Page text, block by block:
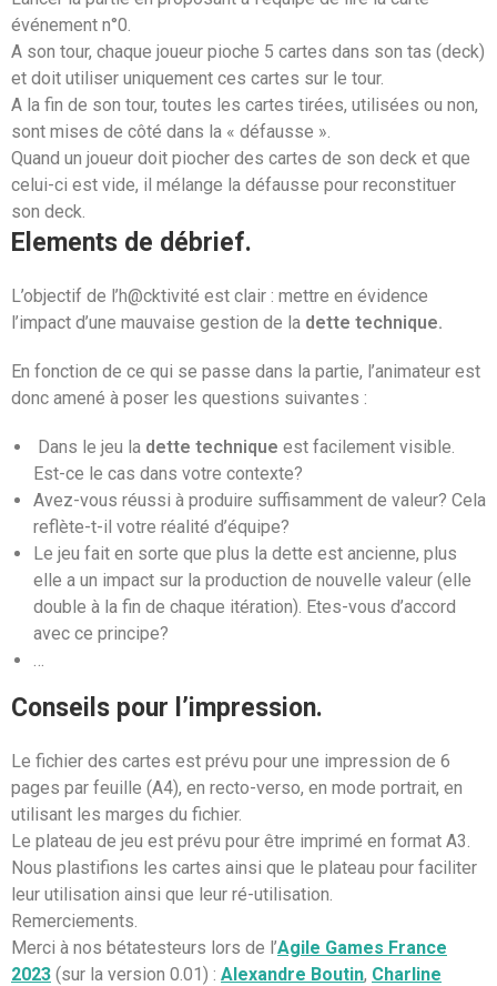
événement n°0.
A son tour, chaque joueur pioche 5 cartes dans son tas (deck)
et doit utiliser uniquement ces cartes sur le tour.
A la fin de son tour, toutes les cartes tirées, utilisées ou non,
sont mises de côté dans la « défausse ».
Quand un joueur doit piocher des cartes de son deck et que
celui-ci est vide, il mélange la défausse pour reconstituer
son deck.
Elements de débrief.
L’objectif de l’h@cktivité est clair : mettre en évidence
l’impact d’une mauvaise gestion de la dette technique.
En fonction de ce qui se passe dans la partie, l’animateur est
donc amené à poser les questions suivantes :
Dans le jeu la dette technique est facilement visible.
Est-ce le cas dans votre contexte?
Avez-vous réussi à produire suffisamment de valeur? Cela
reflète-t-il votre réalité d’équipe?
Le jeu fait en sorte que plus la dette est ancienne, plus
elle a un impact sur la production de nouvelle valeur (elle
double à la fin de chaque itération). Etes-vous d’accord
avec ce principe?
Conseils pour l’impression.
Le fichier des cartes est prévu pour une impression de 6
pages par feuille (A4), en recto-verso, en mode portrait, en
utilisant les marges du fichier.
Le plateau de jeu est prévu pour être imprimé en format A3.
Nous plastifions les cartes ainsi que le plateau pour faciliter
leur utilisation ainsi que leur ré-utilisation.
Remerciements.
Merci à nos bétatesteurs lors de l’Agile Games France
2023 (sur la version 0.01) : Alexandre Boutin, Charline